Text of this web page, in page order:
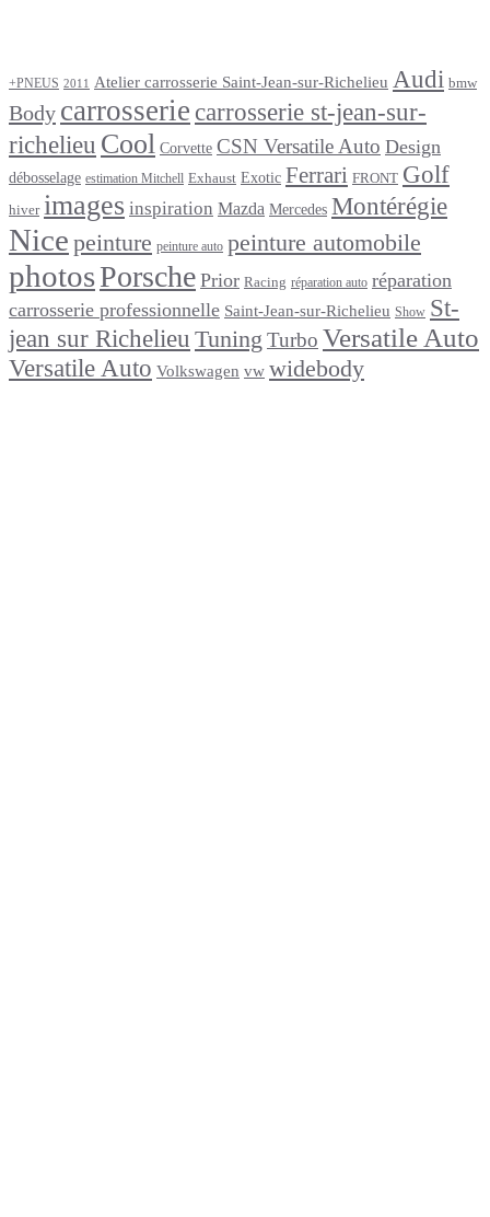
+PNEUS 2011 Atelier carrosserie Saint-Jean-sur-Richelieu Audi bmw
Body carrosserie carrosserie st-jean-sur-
richelieu Cool Corvette CSN Versatile Auto Design
débosselage estimation Mitchell Exhaust Exotic Ferrari FRONT Golf
hiver images inspiration Mazda Mercedes Montérégie
Nice peinture peinture auto peinture automobile
photosPorsche Prior Racing réparation auto réparation
carrosserie professionnelle Saint-Jean-sur-Richelieu Show St-
jean sur Richelieu Tuning Turbo Versatile Auto
Versatile Auto Volkswagen vw widebody